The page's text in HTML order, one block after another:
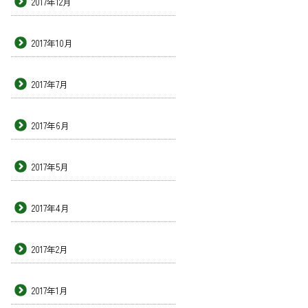
2017年10月
2017年7月
2017年6月
2017年5月
2017年4月
2017年2月
2017年1月